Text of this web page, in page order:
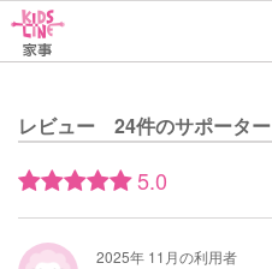
レビュー 24件のサポーター
5.0
2025年 11月の利用者